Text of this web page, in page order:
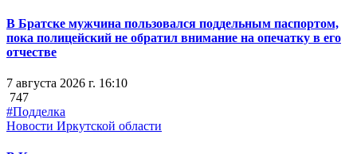
В Братске мужчина пользовался поддельным паспортом,
пока полицейский не обратил внимание на опечатку в его
отчестве
7 августа 2026 г. 16:10
747
#Подделка
Новости Иркутской области